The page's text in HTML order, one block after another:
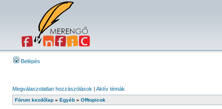
Belépés
Megválaszolatlan hozzászólások | Aktív témák
Fórum kezdőlap » Egyéb » Offtopicok